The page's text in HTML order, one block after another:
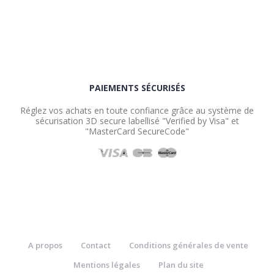
PAIEMENTS SÉCURISÉS
Réglez vos achats en toute confiance grâce au système de
sécurisation 3D secure labellisé "Verified by Visa" et
"MasterCard SecureCode"
A propos Contact
Conditions générales de vente
Mentions légales
Plan du site